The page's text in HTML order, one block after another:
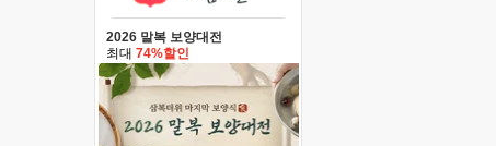
2026 말복 보양대전
최대 74%할인